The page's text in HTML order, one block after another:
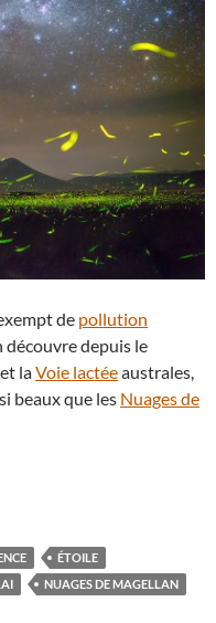
de pollution
découvre depuis le
laVoie lactéeaustrales,
beaux que les Nuages de
des lucioles sur le lac
ÉTOILE
NUAGES DE MAGELLAN